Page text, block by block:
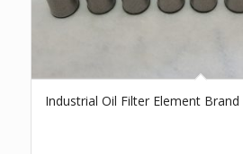
Industrial Oil Filter Element